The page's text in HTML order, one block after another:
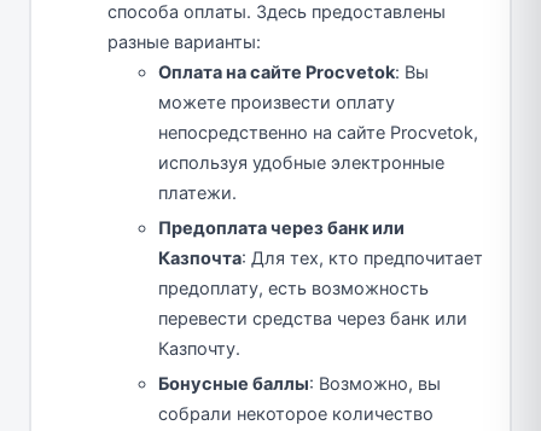
способа оплаты. Здесь предоставлены
разные варианты:
Оплата на сайте Procvetok: Вы
можете произвести оплату
непосредственно на сайте Procvetok,
используя удобные электронные
платежи.
Предоплата через банк или
Казпочта: Для тех, кто предпочитает
предоплату, есть возможность
перевести средства через банк или
Казпочту.
Бонусные баллы: Возможно, вы
собрали некоторое количество